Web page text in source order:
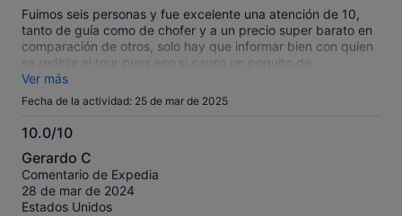
Fuimos seis personas y fue excelente una atención de 10,
tanto de guía como de chofer y a un precio super barato en
comparación de otros, solo hay que informar bien con quien
se redirije el tour pues eso si causo un poquito de
malentendido
Ver más
Fecha de la actividad: 25 de mar de 2025
10.0/10
10.0
sobre
10
Gerardo C
Comentario de Expedia
28 de mar de 2024
Estados Unidos